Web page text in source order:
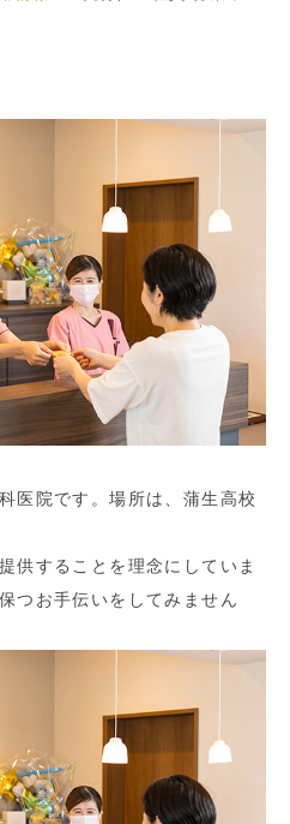
医院です。場所は、蒲生高校
供することを理念にしていま
つお手伝いをしてみません